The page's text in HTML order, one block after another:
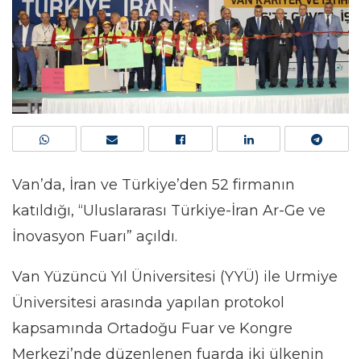
Van’da, İran ve Türkiye’den 52 firmanın
katıldığı, “Uluslararası Türkiye-İran Ar-Ge ve
İnovasyon Fuarı” açıldı.
Van Yüzüncü Yıl Üniversitesi (YYÜ) ile Urmiye
Üniversitesi arasında yapılan protokol
kapsamında Ortadoğu Fuar ve Kongre
Merkezi’nde düzenlenen fuarda iki ülkenin